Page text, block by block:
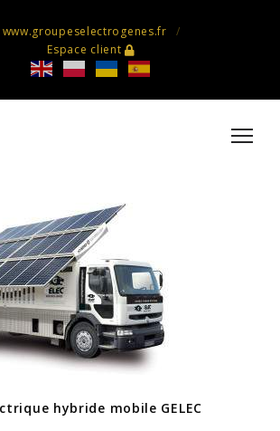
www.groupeselectrogenes.fr
Espace client
hybride mobile
hybride mobile GELEC